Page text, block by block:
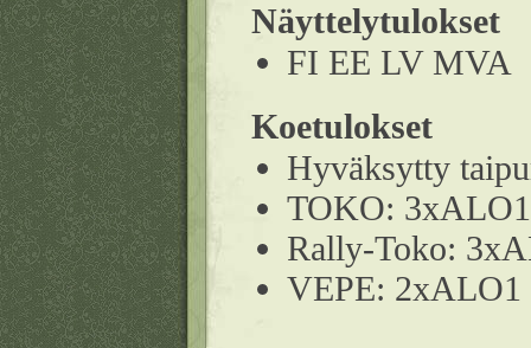
Näyttelytulokset
FI EE LV MVA
Koetulokset
Hyväksytty
TOKO:
Rally-Toko:
VEPE: 2xALO1